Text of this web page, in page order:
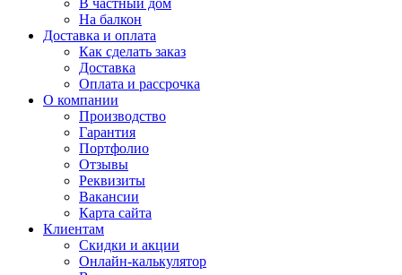
В частный дом
На балкон
Доставка и оплата
Как сделать заказ
Доставка
Оплата и рассрочка
О компании
Производство
Гарантия
Портфолио
Отзывы
Реквизиты
Вакансии
Карта сайта
Клиентам
Скидки и акции
Онлайн-калькулятор